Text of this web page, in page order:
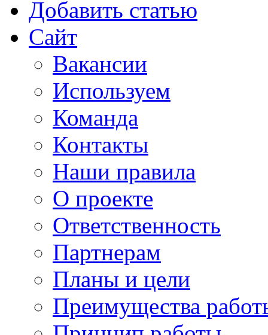
Добавить статью
Сайт
Вакансии
Используем
Команда
Контакты
Наши правила
О проекте
Ответственность
Партнерам
Планы и цели
Преимущества